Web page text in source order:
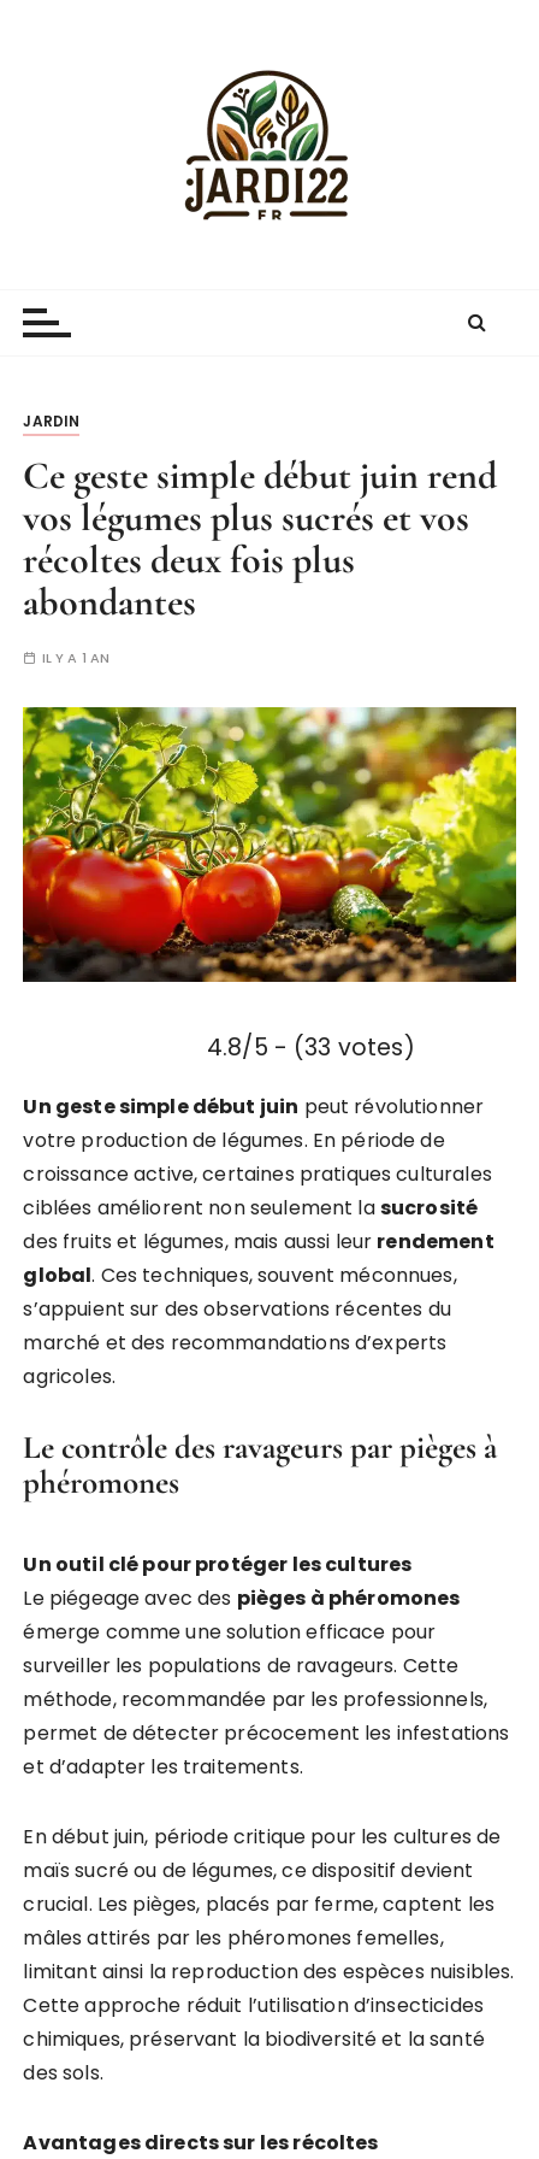
JARDIN
Ce geste simple début juin rend
vos légumes plus sucrés et vos
récoltes deux fois plus
abondantes
IL Y A 1 AN
4.8/5 - (33 votes)
Un geste simple début juin peut révolutionner
votre production de légumes. En période de
croissance active, certaines pratiques culturales
ciblées améliorent non seulement lasucrosité
des fruits et légumes, mais aussi leur rendement
global. Ces techniques, souvent méconnues,
s’appuient sur des observations récentes du
marché et des recommandations d’experts
agricoles.
Le contrôle des ravageurs par pièges à
phéromones
Un outil clé pour protéger les cultures
Le piégeage avec des pièges à phéromones
émerge comme une solution efficace pour
surveiller les populations de ravageurs. Cette
méthode, recommandée par les professionnels,
permet de détecter précocement les infestations
et d’adapter les traitements.
En début juin, période critique pour les cultures de
maïs sucré ou de légumes, ce dispositif devient
crucial. Les pièges, placés par ferme, captent les
mâles attirés par les phéromones femelles,
limitant ainsi la reproduction des espèces nuisibles.
Cette approche réduit l’utilisation d’insecticides
chimiques, préservant la biodiversité et la santé
des sols.
Avantages directs sur les récoltes